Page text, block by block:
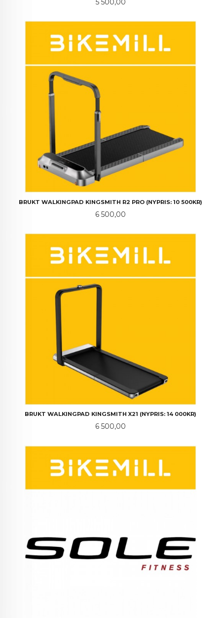
5 500,00
BRUKT WALKINGPAD KINGSMITH R2 PRO (NYPRIS: 10 500KR)
Pris
6 500,00
BRUKT WALKINGPAD KINGSMITH X21 (NYPRIS: 14 000KR)
Pris
6 500,00